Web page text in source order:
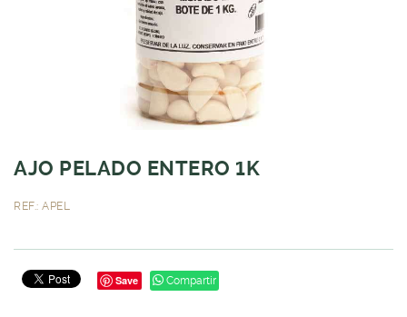
AJO PELADO ENTERO 1K
REF.: APEL
Save Compartir